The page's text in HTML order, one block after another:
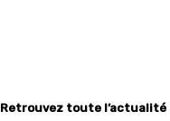
Retrouvez toute